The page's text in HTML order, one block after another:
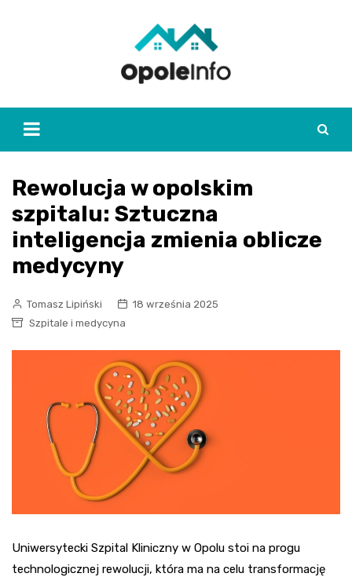
Rewolucja w opolskim
szpitalu: Sztuczna
inteligencja zmienia oblicze
medycyny
Tomasz Lipiński
18 września 2025
Szpitale i medycyna
Uniwersytecki Szpital Kliniczny w Opolu stoi na progu
technologicznej rewolucji, która ma na celu transformację